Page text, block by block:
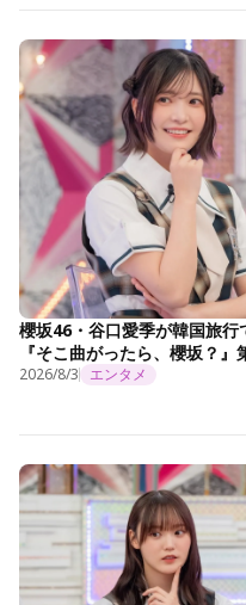
櫻坂46・谷口愛季が韓国旅行
『そこ曲がったら、櫻坂？』
2026/8/3 エンタメ